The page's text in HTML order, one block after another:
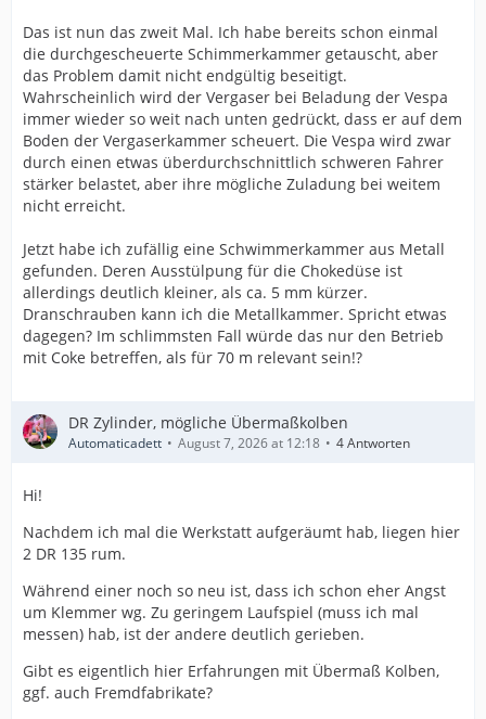
Das ist nun das zweit Mal. Ich habe bereits schon einmal
die durchgescheuerte Schimmerkammer getauscht, aber
das Problem damit nicht endgültig beseitigt.
Wahrscheinlich wird der Vergaser bei Beladung der Vespa
immer wieder so weit nach unten gedrückt, dass er auf dem
Boden der Vergaserkammer scheuert. Die Vespa wird zwar
durch einen etwas überdurchschnittlich schweren Fahrer
stärker belastet, aber ihre mögliche Zuladung bei weitem
nicht erreicht.
Jetzt habe ich zufällig eine Schwimmerkammer aus Metall
gefunden. Deren Ausstülpung für die Chokedüse ist
allerdings deutlich kleiner, als ca. 5 mm kürzer.
Dranschrauben kann ich die Metallkammer. Spricht etwas
dagegen? Im schlimmsten Fall würde das nur den Betrieb
mit Coke betreffen, als für 70 m relevant sein!?
DR Zylinder, mögliche Übermaßkolben
Automaticadett August 7, 2026 at 12:18 4 Antworten
Hi!
Nachdem ich mal die Werkstatt aufgeräumt hab, liegen hier
2 DR 135 rum.
Während einer noch so neu ist, dass ich schon eher Angst
um Klemmer wg. Zu geringem Laufspiel (muss ich mal
messen) hab, ist der andere deutlich gerieben.
Gibt es eigentlich hier Erfahrungen mit Übermaß Kolben,
ggf. auch Fremdfabrikate?